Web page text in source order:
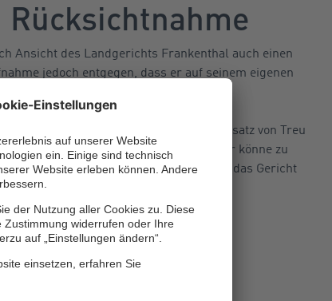
Ansicht des Landgerichts Frankenthal auch einen
jedoch entgegen, dass er auf seinem eigenen
Kugelhecke angepflanzt hatte.
der Mann daher gegen den Grundsatz von Treu
Rücksichtnahme. Die aber könne zu
sei folglich unbegründet, entschied das Gericht